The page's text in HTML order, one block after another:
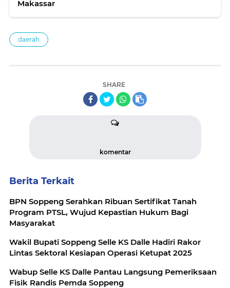
Makassar
daerah
SHARE
komentar
Berita Terkait
BPN Soppeng Serahkan Ribuan Sertifikat Tanah
Program PTSL, Wujud Kepastian Hukum Bagi
Masyarakat
Wakil Bupati Soppeng Selle KS Dalle Hadiri Rakor
Lintas Sektoral Kesiapan Operasi Ketupat 2025
Wabup Selle KS Dalle Pantau Langsung Pemeriksaan
Fisik Randis Pemda Soppeng